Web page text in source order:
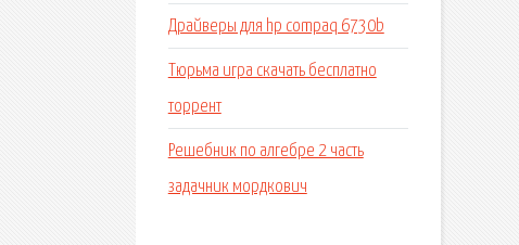
Драйверы для hp compaq 6730b
Тюрьма игра скачать бесплатно
торрент
Решебник по алгебре 2 часть
задачник мордкович